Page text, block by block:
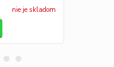
nie je skladom